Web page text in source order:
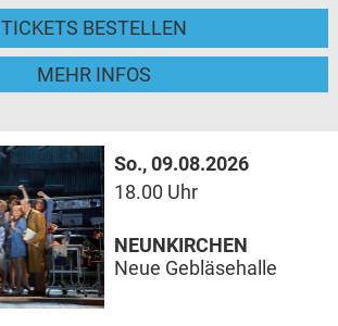
TICKETS BESTELLEN
MEHR INFOS
So., 09.08.2026
18.00 Uhr
NEUNKIRCHEN
Neue Gebläsehalle